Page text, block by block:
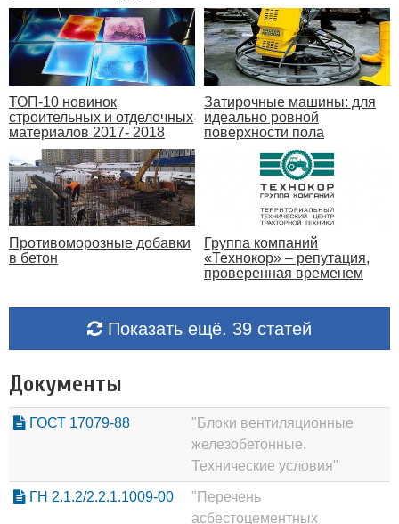
ТОП-10 новинок
строительных и отделочных
материалов 2017- 2018
Затирочные машины: для
идеально ровной
поверхности пола
Противоморозные добавки
в бетон
Группа компаний
«Технокор» – репутация,
проверенная временем
Показать ещё. 39 статей
Документы
ГОСТ 17079-88
"Блоки вентиляционные
железобетонные.
Технические условия"
ГН 2.1.2/2.2.1.1009-00
"Перечень
асбестоцементных